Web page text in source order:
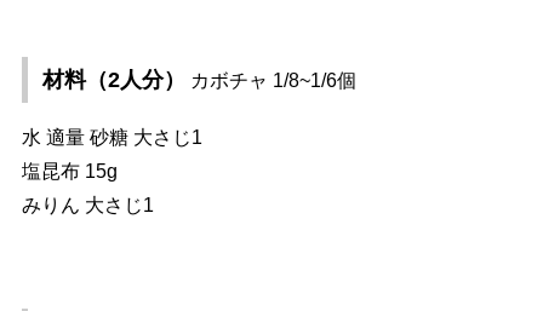
材料（2人分） カボチャ 1/8~1/6個
水 適量 砂糖 大さじ1
塩昆布 15g
みりん 大さじ1